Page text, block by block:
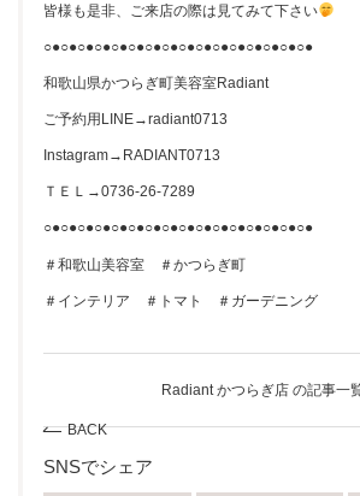
皆様も是非、ご来店の際は見てみて下さい
○●○●○●○●○●○●○●○●○●○●○●○●○●○●○●○●
和歌山県かつらぎ町美容室Radiant
ご予約用LINE→radiant0713
Instagram→RADIANT0713
ＴＥＬ→0736-26-7289
○●○●○●○●○●○●○●○●○●○●○●○●○●○●○●○●
＃和歌山美容室 ＃かつらぎ町
＃インテリア ＃トマト ＃ガーデニング
BACK
Radiant かつらぎ店 の記事一
SNSでシェア